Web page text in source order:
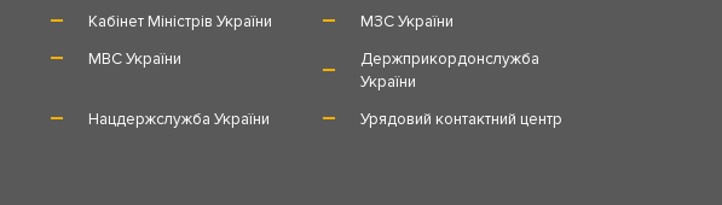
Кабінет Міністрів України
МЗС України
МВС України
Держприкордонслужба
України
Нацдержслужба України
Урядовий контактний центр